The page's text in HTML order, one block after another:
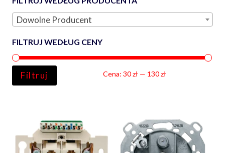
Dowolne Producent
FILTRUJ WEDŁUG CENY
Filtruj Cena:30 zł — 130 zł